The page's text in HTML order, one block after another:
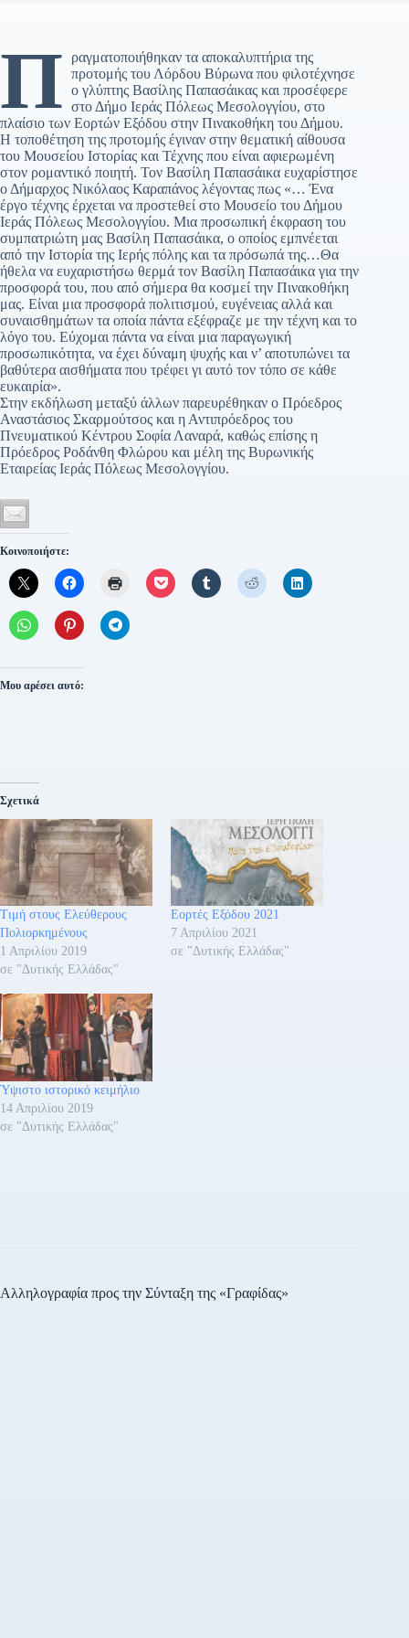
Π
ραγματοποιήθηκαν τα αποκαλυπτήρια της
προτομής του Λόρδου Βύρωνα που φιλοτέχνησε
ο γλύπτης Βασίλης Παπασάικας και προσέφερε
στο Δήμο Ιεράς Πόλεως Μεσολογγίου, στο
πλαίσιο των Εορτών Εξόδου στην Πινακοθήκη του Δήμου.
Η τοποθέτηση της προτομής έγιναν στην θεματική αίθουσα
του Μουσείου Ιστορίας και Τέχνης που είναι αφιερωμένη
στον ρομαντικό ποιητή. Τον Βασίλη Παπασάικα ευχαρίστησε
ο Δήμαρχος Νικόλαος Καραπάνος λέγοντας πως «… Ένα
έργο τέχνης έρχεται να προστεθεί στο Μουσείο του Δήμου
Ιεράς Πόλεως Μεσολογγίου. Μια προσωπική έκφραση του
συμπατριώτη μας Βασίλη Παπασάικα, ο οποίος εμπνέεται
από την Ιστορία της Ιερής πόλης και τα πρόσωπά της…Θα
ήθελα να ευχαριστήσω θερμά τον Βασίλη Παπασάικα για την
προσφορά του, που από σήμερα θα κοσμεί την Πινακοθήκη
μας. Είναι μια προσφορά πολιτισμού, ευγένειας αλλά και
συναισθημάτων τα οποία πάντα εξέφραζε με την τέχνη και το
λόγο του. Εύχομαι πάντα να είναι μια παραγωγική
προσωπικότητα, να έχει δύναμη ψυχής και ν’ αποτυπώνει τα
βαθύτερα αισθήματα που τρέφει γι αυτό τον τόπο σε κάθε
ευκαιρία».
Στην εκδήλωση μεταξύ άλλων παρευρέθηκαν ο Πρόεδρος
Αναστάσιος Σκαρμούτσος και η Αντιπρόεδρος του
Πνευματικού Κέντρου Σοφία Λαναρά, καθώς επίσης η
Πρόεδρος Ροδάνθη Φλώρου και μέλη της Βυρωνικής
Εταιρείας Ιεράς Πόλεως Μεσολογγίου.
Κοινοποιήστε:
Μου αρέσει αυτό:
Σχετικά
Τιμή στους Ελεύθερους
Πολιορκημένους
1 Απριλίου 2019
σε "Δυτικής Ελλάδας"
Εορτές Εξόδου 2021
7 Απριλίου 2021
σε "Δυτικής Ελλάδας"
Ύψιστο ιστορικό κειμήλιο
14 Απριλίου 2019
σε "Δυτικής Ελλάδας"
Αλληλογραφία προς την Σύνταξη της «Γραφίδας»